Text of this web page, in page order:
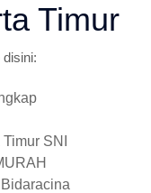
Timur
SNI